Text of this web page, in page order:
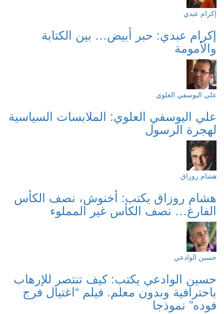
إكرام عبدي
إكرام عبدي: حبر أبيض… بين الكتابة
والأمومة
علي اليوسفي العلوي
علي اليوسفي العلوي: الملابسات السياسية
لهجرة الرسول
هشام روزاق
هشام روزاق يكتب: أخنوش، نصف الكأس
الفارغ… نصف الكأس غير المملوء
حسين الوادعي
حسين الوادعي يكتب: كيف تنتصر للإرهاب
باحترافية وبدون معلم. فيلم “اغتيال فرج
فوده” نموذجا